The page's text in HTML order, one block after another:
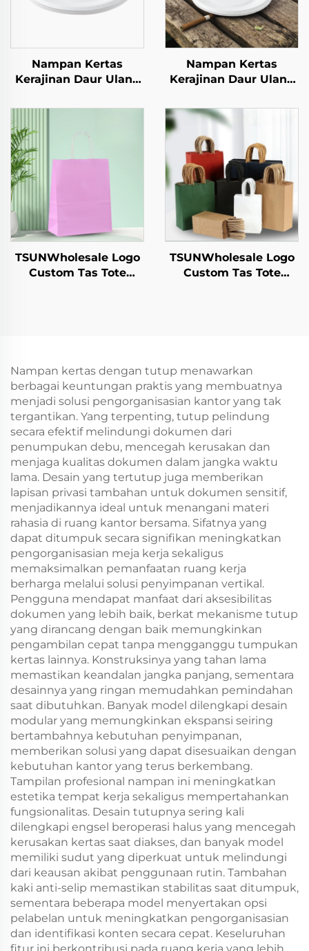
Nampan Kertas
Kerajinan Daur Ulang
Camilan, Sushi, Pizza,
Roti, Permen, Cokelat,
dan Hamburger -
untuk Catering dan
Nampan Kertas
Kerajinan Daur Ulang
Camilan, Sushi, Pizza,
Roti, Permen, Cokelat,
dan Hamburger -
untuk Catering dan
Kerajinan
TSUNWholesale Logo
Custom Tas Tote
Baru/Christmas
TSUNWholesale Logo
Custom Tas Tote
Kerajinan
Nampan kertas dengan tutup menawarkan
berbagai keuntungan praktis yang membuatnya
menjadi solusi pengorganisasian kantor yang tak
tergantikan. Yang terpenting, tutup pelindung
secara efektif melindungi dokumen dari
penumpukan debu, mencegah kerusakan dan
menjaga kualitas dokumen dalam jangka waktu
lama. Desain yang tertutup juga memberikan
lapisan privasi tambahan untuk dokumen sensitif,
menjadikannya ideal untuk menangani materi
rahasia di ruang kantor bersama. Sifatnya yang
dapat ditumpuk secara signifikan meningkatkan
pengorganisasian meja kerja sekaligus
memaksimalkan pemanfaatan ruang kerja
berharga melalui solusi penyimpanan vertikal.
Pengguna mendapat manfaat dari aksesibilitas
dokumen yang lebih baik, berkat mekanisme tutup
yang dirancang dengan baik memungkinkan
pengambilan cepat tanpa mengganggu tumpukan
kertas lainnya. Konstruksinya yang tahan lama
memastikan keandalan jangka panjang, sementara
desainnya yang ringan memudahkan pemindahan
saat dibutuhkan. Banyak model dilengkapi desain
modular yang memungkinkan ekspansi seiring
bertambahnya kebutuhan penyimpanan,
memberikan solusi yang dapat disesuaikan dengan
kebutuhan kantor yang terus berkembang.
Tampilan profesional nampan ini meningkatkan
estetika tempat kerja sekaligus mempertahankan
fungsionalitas. Desain tutupnya sering kali
dilengkapi engsel beroperasi halus yang mencegah
kerusakan kertas saat diakses, dan banyak model
memiliki sudut yang diperkuat untuk melindungi
dari keausan akibat penggunaan rutin. Tambahan
kaki anti-selip memastikan stabilitas saat ditumpuk,
sementara beberapa model menyertakan opsi
pelabelan untuk meningkatkan pengorganisasian
dan identifikasi konten secara cepat. Keseluruhan